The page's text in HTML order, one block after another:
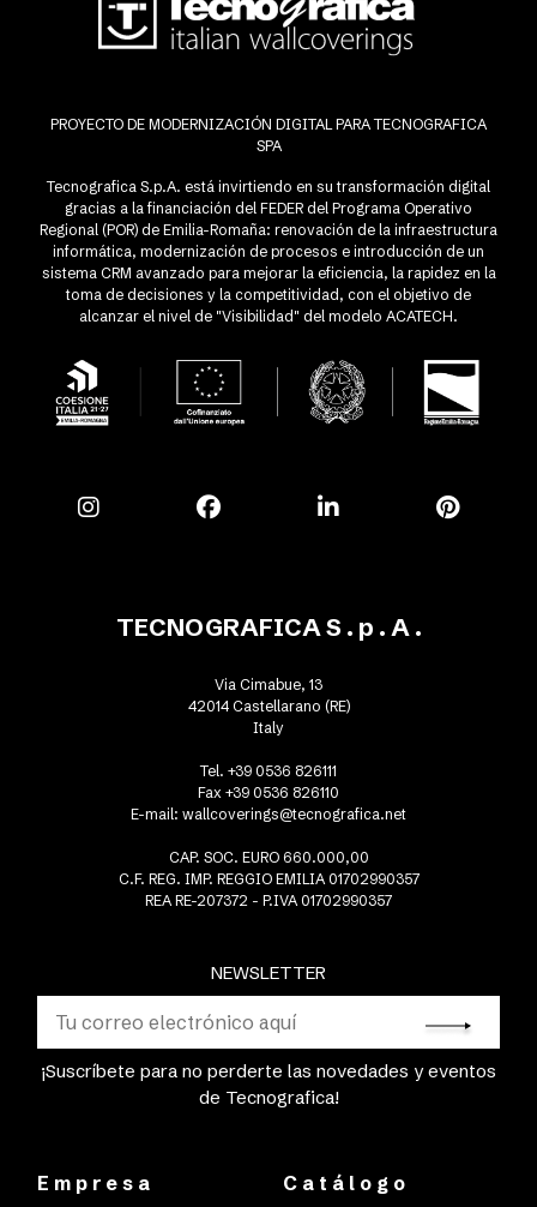
PROYECTO DE MODERNIZACIÓN DIGITAL PARA TECNOGRAFICA
SPA
Tecnografica S.p.A. está invirtiendo en su transformación digital
gracias a la financiación del FEDER del Programa Operativo
Regional (POR) de Emilia-Romaña: renovación de la infraestructura
informática, modernización de procesos e introducción de un
sistema CRM avanzado para mejorar la eficiencia, la rapidez en la
toma de decisiones y la competitividad, con el objetivo de
alcanzar el nivel de "Visibilidad" del modelo ACATECH.
NEWSLETTER
¡Suscríbete para no perderte las novedades y eventos
de Tecnografica!
TECNOGRAFICA S . p . A .
Via Cimabue, 13
42014 Castellarano (RE)
Italy
Tel. +39 0536 826111
Fax +39 0536 826110
E-mail: wallcoverings@tecnografica.net
CAP. SOC. EURO 660.000,00
C.F. REG. IMP. REGGIO EMILIA 01702990357
REA RE-207372 - P.IVA 01702990357
Empresa Catálogo